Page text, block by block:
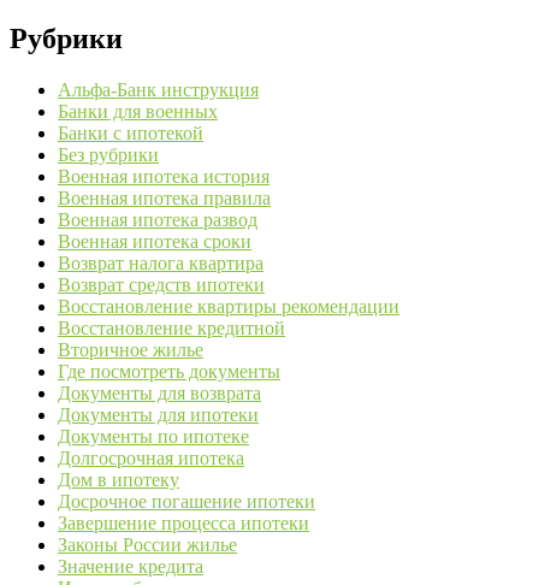
Рубрики
Альфа-Банк инструкция
Банки для военных
Банки с ипотекой
Без рубрики
Военная ипотека история
Военная ипотека правила
Военная ипотека развод
Военная ипотека сроки
Возврат налога квартира
Возврат средств ипотеки
Восстановление квартиры рекомендации
Восстановление кредитной
Вторичное жилье
Где посмотреть документы
Документы для возврата
Документы для ипотеки
Документы по ипотеке
Долгосрочная ипотека
Дом в ипотеку
Досрочное погашение ипотеки
Завершение процесса ипотеки
Законы России жилье
Значение кредита